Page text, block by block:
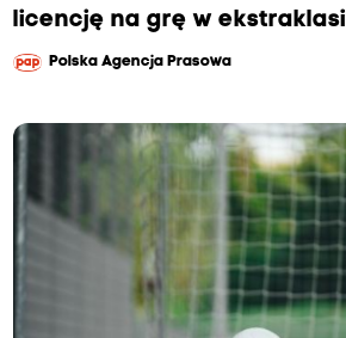
licencję na grę w
Polska Agencja Prasowa